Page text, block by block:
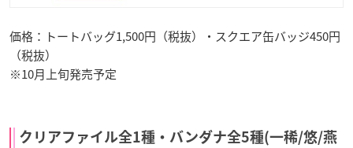
価格：トートバッグ1,500円（税抜）・スクエア缶バッジ450円
（税抜）
※10月上旬発売予定
クリアファイル全1種・バンダナ全5種(一稀/悠/燕